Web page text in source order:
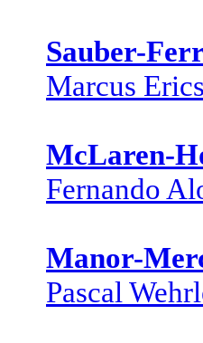
Sauber-
Marcus
McLaren-
Fernando
Manor-
Pascal